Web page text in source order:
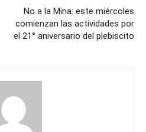
No a la Mina: este miércoles
comienzan las actividades por
el 21° aniversario del plebiscito